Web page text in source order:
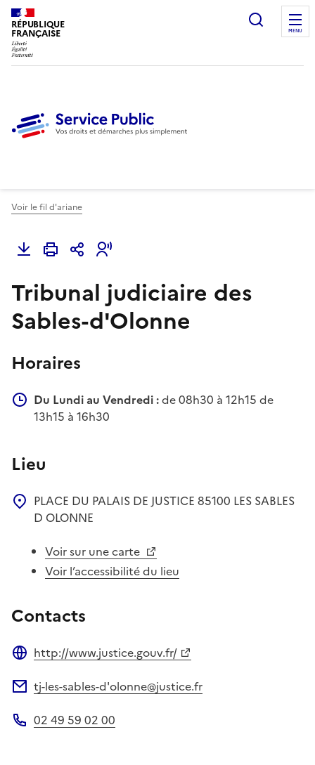
RÉPUBLIQUE
FRANÇAISE
Ouvrir
MENU
Voir le fil d'ariane
Tribunal judiciaire des
Sables-d'Olonne
Horaires
Du Lundi au Vendredi :de 08h30 à 12h15 de
13h15 à 16h30
Lieu
PLACE DU PALAIS DE JUSTICE 85100 LES SABLES
D OLONNE
Voir sur une carte
Voir l’accessibilité du lieu
Contacts
http://www.justice.gouv.fr/
tj-les-sables-d'olonne@justice.fr
02 49 59 02 00